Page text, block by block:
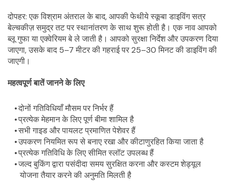
दोपहर: एक विश्राम अंतराल के बाद, आपकी फेथीये स्कूबा डाइविंग सत्र
बेल्चकीज़ समुद्र तट पर स्थानांतरण के साथ शुरू होती है। एक नाव आपको
ब्लू गुफा या एक्वेरियम बे ले जाती है। आपको सुरक्षा निर्देश और उपकरण दिया
जाएगा, उसके बाद 5–7 मीटर की गहराई पर 25–30 मिनट की डाइविंग की
जाएगी।
महत्वपूर्ण बातें जानने के लिए
दोनों गतिविधियाँ मौसम पर निर्भर हैं
प्रत्येक मेहमान के लिए पूर्ण बीमा शामिल है
सभी गाइड और पायलट प्रमाणित पेशेवर हैं
उपकरण नियमित रूप से बनाए रखा और कीटाणुरहित किया जाता है
प्रत्येक गतिविधि के लिए सीमित स्लॉट उपलब्ध हैं
जल्द बुकिंग द्वारा पसंदीदा समय सुरक्षित करना और कस्टम शेड्यूल
योजना तैयार करने की अनुमति मिलती है